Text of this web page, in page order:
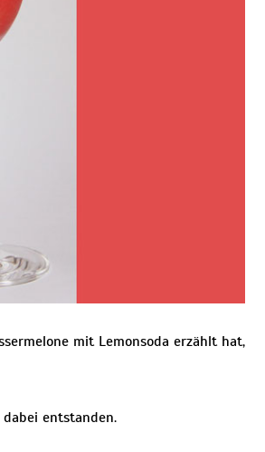
mit Lemonsoda erzählt hat,
entstanden.